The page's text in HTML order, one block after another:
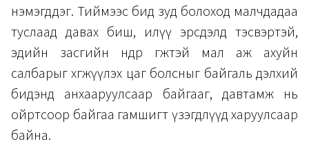
нэмэгддэг. Тиймээс бид зуд болоход малчдадаа
туслаад давах биш, илүү эрсдэлд тэсвэртэй,
эдийн засгийн өндөр өгөөжтэй мал аж ахуйн
салбарыг хөгжүүлэх цаг болсныг байгаль дэлхий
бидэнд анхааруулсаар байгааг, давтамж нь
ойртсоор байгаа гамшигт үзэгдлүүд харуулсаар
байна.